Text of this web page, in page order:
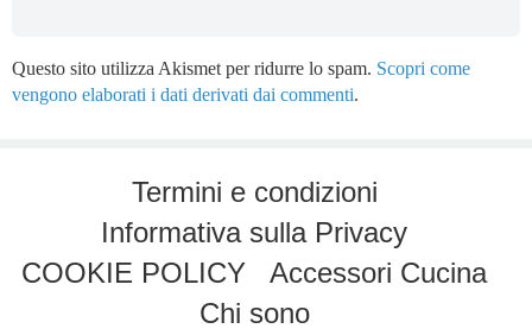
Questo sito utilizza Akismet per ridurre lo spam. Scopri come
vengono elaborati i dati derivati dai commenti.
Termini e condizioni
Informativa sulla Privacy
COOKIE POLICY
Accessori Cucina
Chi sono